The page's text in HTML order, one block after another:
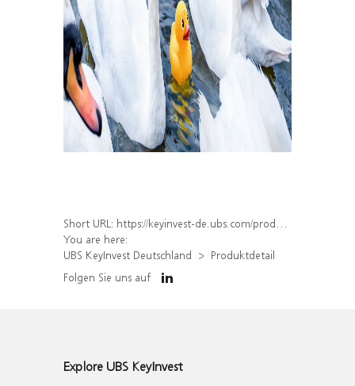
Short URL: https://keyinvest-de.ubs.com/produkt/detail/index/isin/DE000WA7LNP4
You are here:
UBS KeyInvest Deutschland
Produktdetail
Folgen Sie uns auf
Explore UBS KeyInvest